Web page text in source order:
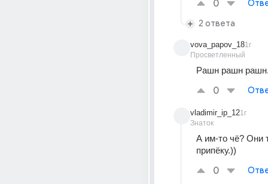
0
2 ответа
vova_papov_18
Просветленный
1г
Рашн рашн
0
vladimir_ip_12
Знаток
1г
А им-то чё? Они
припёку.))
0